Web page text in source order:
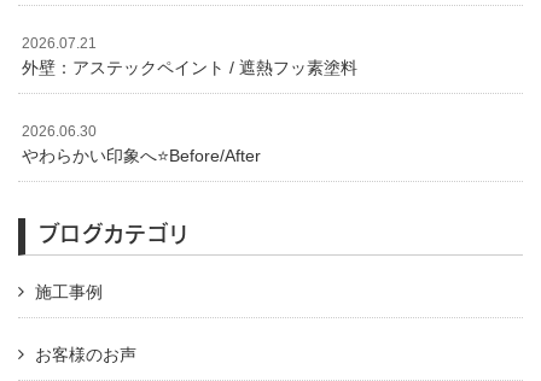
2026.07.21
外壁：アステックペイント / 遮熱フッ素塗料
2026.06.30
やわらかい印象へ⭐️Before/After
ブログカテゴリ
施工事例
お客様のお声